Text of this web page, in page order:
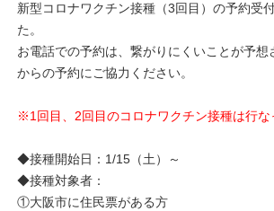
新型コロナワクチン接種（3回目）の予約受
た。
お電話での予約は、繋がりにくいことが予想
からの予約にご協力ください。
※1回目、2回目のコロナワクチン接種は行な
◆接種開始日：1/15（土）～
◆接種対象者：
①大阪市に住民票がある方